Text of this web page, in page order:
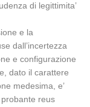
di legittimita’
e la
dall’incertezza
e configurazione
dato il carattere
medesima, e’
reus